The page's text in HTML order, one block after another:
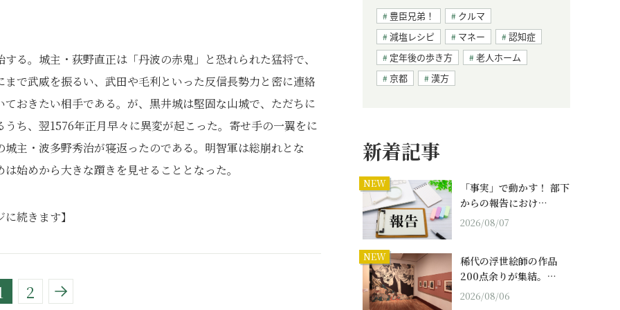
る。城主・荻野直正は「丹波の赤鬼」と恐れられた猛将で、
で武威を振るい、武田や毛利といった反信長勢力と密に連絡
おきたい相手である。が、黒井城は堅固な山城で、ただちに
ち、翌1576年正月早々に異変が起こった。寄せ手の一翼をに
主・波多野秀治が寝返ったのである。明智軍は総崩れとな
始めから大きな躓きを見せることとなった。
続きます】
2
豊臣兄弟！
クルマ
減塩レシピ
マネー
認知症
定年後の歩き方
老人ホーム
京都
漢方
新着記事
NEW
「事実」で動かす！ 部下
からの報告におけ…
2026/08/07
NEW
稀代の浮世絵師の作品
200点余りが集結。…
2026/08/06